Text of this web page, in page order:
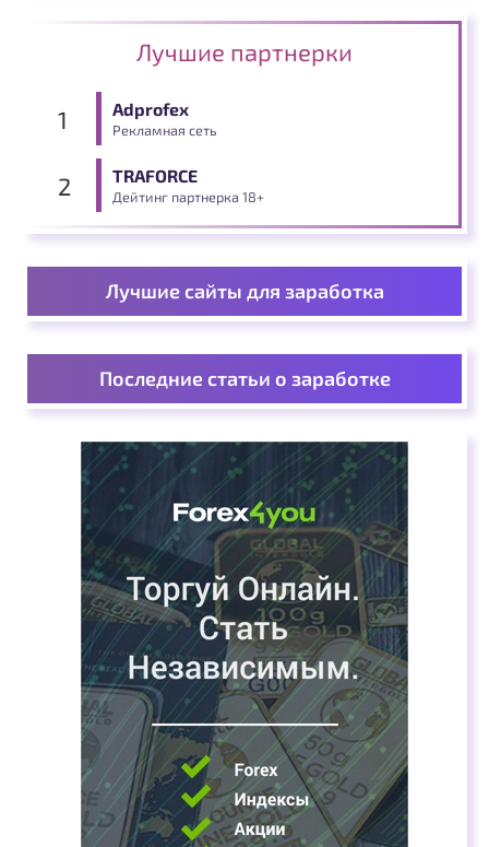
Лучшие партнерки
Adprofex
Рекламная сеть
TRAFORCE
Дейтинг партнерка 18+
Лучшие сайты для заработка
Последние статьи о заработке